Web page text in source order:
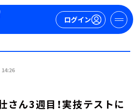
ログイン
14:26
さん3週目！実技テストに